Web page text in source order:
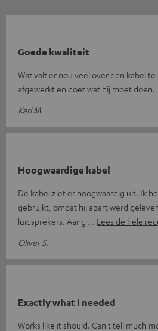
Goede kwaliteit
Wat valt er nou veel over een kabel te
afgewerkt en doet wat hij moet doen.
Karl M.
Hoogwaardige kabel
De kabel ziet er hoogwaardig uit. Ik
gebruikt, omdat hij apart werd
luidsprekers. Aang
Lees de hele
Oliver S.
Exactly what I needed
Works like it should. Can't tell much